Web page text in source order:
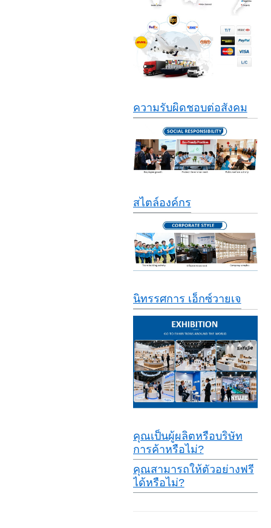
ความรับผิดชอบต่อสังคม
สไตล์องค์กร
นิทรรศการ เอ็กซ์วายเจ
คุณเป็นผู้ผลิตหรือบริษัท
การค้าหรือไม่?
คุณสามารถให้ตัวอย่างฟรี
ได้หรือไม่?